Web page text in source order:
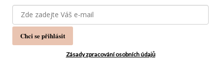
Používáme cookies, abychom vám umožnili pohodlné
prohlížení webu a díky analýze webu neustále zlepšovat
jeho funkce, výkon a použitelnost.
Chci se přihlásit
Zásady zpracování osobních údajů